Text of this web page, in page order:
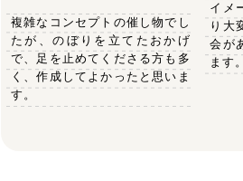
複雑なコンセプトの催し物でし
たが、のぼりを立てたおかげ
で、足を止めてくださる方も多
く、作成してよかったと思いま
す。
イメ
り大
会が
ます。